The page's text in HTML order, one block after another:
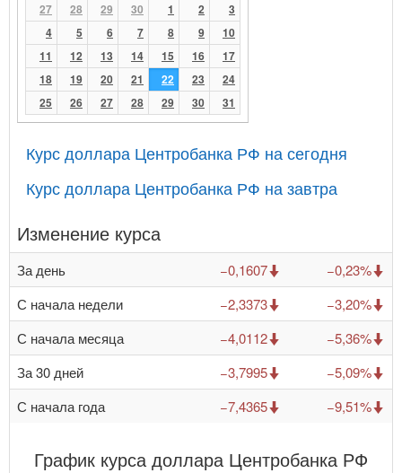
27
28 29 30 1 2
3
4
5 6 7 8 9
10
11
12 13 14 15 16
17
18
19 20 21 22 23
24
25
26 27 28 29 30 31
Курс доллара Центробанка РФ на сегодня
Курс доллара Центробанка РФ на завтра
Изменение курса
За день −0,1607
−0,23%
С начала недели
−2,3373
−3,20%
С начала месяца
−4,0112
−5,36%
За 30 дней
−3,7995
−5,09%
С начала года
−7,4365 −9,51%
График курса доллара Центробанка РФ